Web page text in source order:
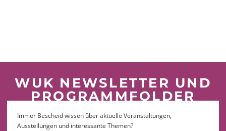
WUK NEWSLETTER UND
PROGRAMMFOLDER
Immer Bescheid wissen über aktuelle Veranstaltungen,
Ausstellungen und interessante Themen?